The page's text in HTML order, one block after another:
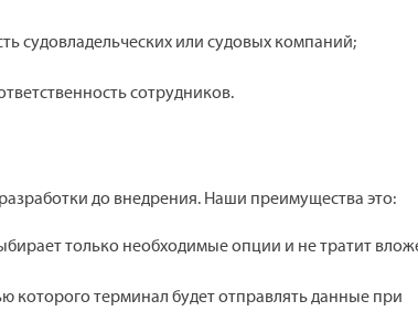
судовладельческих или судовых компаний;
сотрудников.
до внедрения. Наши преимущества это:
только необходимые опции и не тратит
терминал будет отправлять данные при